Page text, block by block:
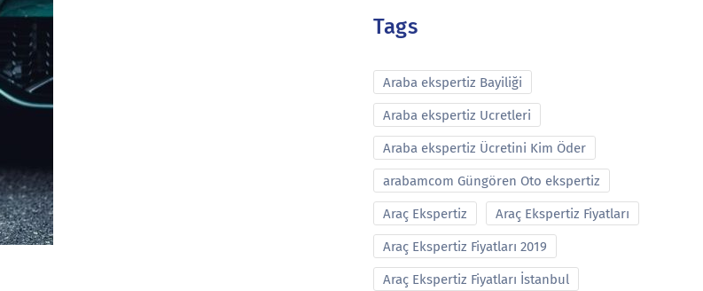
Tags
Araba ekspertiz Bayiliği
Araba ekspertiz Ucretleri
Araba ekspertiz Ücretini Kim Öder
arabamcom Güngören Oto ekspertiz
Araç Ekspertiz Araç Ekspertiz Fiyatları
Araç Ekspertiz Fiyatları 2019
Araç Ekspertiz Fiyatları İstanbul